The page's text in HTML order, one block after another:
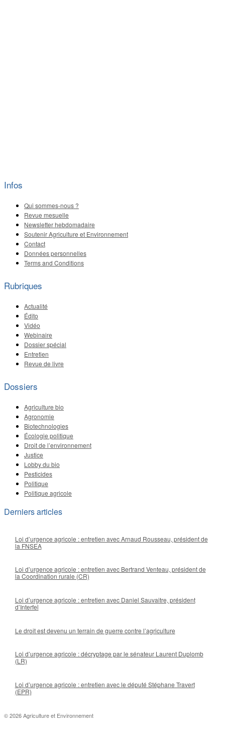
Infos
Qui sommes-nous ?
Revue mesuelle
Newsletter hebdomadaire
Soutenir Agriculture et Environnement
Contact
Données personnelles
Terms and Conditions
Rubriques
Actualité
Édito
Vidéo
Webinaire
Dossier spécial
Entretien
Revue de livre
Dossiers
Agriculture bio
Agronomie
Biotechnologies
Écologie politique
Droit de l’environnement
Justice
Lobby du bio
Pesticides
Politique
Politique agricole
Derniers articles
Loi d’urgence agricole : entretien avec Arnaud Rousseau, président de
la FNSEA
Loi d’urgence agricole : entretien avec Bertrand Venteau, président de
la Coordination rurale (CR)
Loi d’urgence agricole : entretien avec Daniel Sauvaitre, président
d’Interfel
Le droit est devenu un terrain de guerre contre l’agriculture
Loi d’urgence agricole : décryptage par le sénateur Laurent Duplomb
(LR)
Loi d’urgence agricole : entretien avec le député Stéphane Travert
(EPR)
© 2026 Agriculture et Environnement